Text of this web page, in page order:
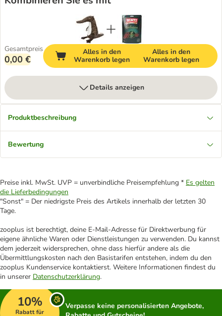
Gesamtpreis
0,00 €
Alles in den
Warenkorb legen
Alles in den
Warenkorb legen
Details anzeigen
Produktbeschreibung
Bewertung
Preise inkl. MwSt. UVP = unverbindliche Preisempfehlung * Es gelten
die Lieferbedingungen
"Sonst" = Der niedrigste Preis des Artikels innerhalb der letzten 30
Tage.
zooplus ist berechtigt, deine E-Mail-Adresse für Direktwerbung für
eigene ähnliche Waren oder Dienstleistungen zu verwenden. Du kannst
dem jederzeit widersprechen, ohne dass hierfür andere als die
Übermittlungskosten nach den Basistarifen entstehen, indem du den
zooplus Kundenservice kontaktierst. Weitere Informationen findest du
in unserer Datenschutzerklärung.
10%
Rabatt für
Verpasse keine personalisierten Angebote,